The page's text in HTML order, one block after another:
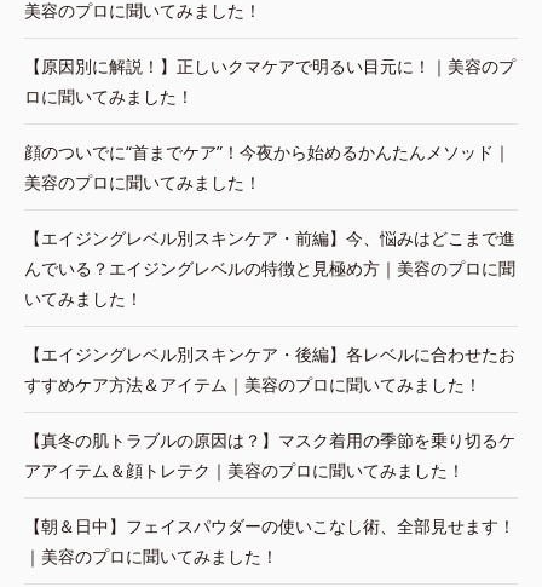
美容のプロに聞いてみました！
【原因別に解説！】正しいクマケアで明るい目元に！｜美容のプ
ロに聞いてみました！
顔のついでに“首までケア”！今夜から始めるかんたんメソッド｜
美容のプロに聞いてみました！
【エイジングレベル別スキンケア・前編】今、悩みはどこまで進
んでいる？エイジングレベルの特徴と見極め方｜美容のプロに聞
いてみました！
【エイジングレベル別スキンケア・後編】各レベルに合わせたお
すすめケア方法＆アイテム｜美容のプロに聞いてみました！
【真冬の肌トラブルの原因は？】マスク着用の季節を乗り切るケ
アアイテム＆顔トレテク｜美容のプロに聞いてみました！
【朝＆日中】フェイスパウダーの使いこなし術、全部見せます！
｜美容のプロに聞いてみました！